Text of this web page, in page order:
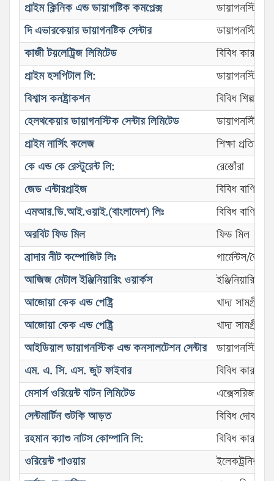
প্রাইম ক্লিনিক এন্ড ডায়াগষ্টিক কমপ্লেক্স
ডায়াগনস্টিক
দি এভারকেয়ার ডায়াগনষ্টিক সেন্টার
ডায়াগনস্টিক
কাজী টয়লেট্রিজ লিমিটেড
বিবিধ কারখানা
প্রাইম হসপিটাল লি:
ডায়াগনস্টিক
বিশ্বাস কনষ্ট্রাকশন
বিবিধ শিল্প
হেলথকেয়ার ডায়াগনস্টিক সেন্টার লিমিটেড
ডায়াগনস্টিক
প্রাইম নার্সিং কলেজ
শিক্ষা প্রতিষ্ঠান
কে এন্ড কে রেস্টুরেন্ট লি:
রেস্তোঁরা
জেড এন্টারপ্রাইজ
বিবিধ বাণিজ্য
এমআর.ডি.আই.ওয়াই.(বাংলাদেশ) লিঃ
বিবিধ বাণিজ্য
অরবিট ফিড মিল
ফিড মিল
ব্রাদার নীট কম্পোজিট লিঃ
গার্মেন্টস/
আজিজ মেটাল ইঞ্জিনিয়ারিং ওয়ার্কস
ইঞ্জিনিয়ারিং
আজোয়া কেক এন্ড পেষ্ট্রি
খাদ্য সামগ্রী
আজোয়া কেক এন্ড পেষ্ট্রি
খাদ্য সামগ্রী
আইডিয়াল ডায়াগনস্টিক এন্ড কনসালটেশন সেন্টার
ডায়াগনস্টিক
এম. এ. সি. এস. জুট ফাইবার
বিবিধ কারখানা
মেসার্স ওরিয়েন্ট বাটন লিমিটেড
এক্সেসরিজ
সেন্টমার্টিন শুটকি আড়ত
বিবিধ দোকান
রহমান ক্যাশু নাটস কোম্পানি লি:
বিবিধ কারখানা
ওরিয়েন্ট পাওয়ার
ইলেকট্রনিক্স